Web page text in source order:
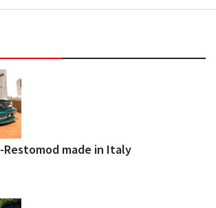
Restomod made in Italy